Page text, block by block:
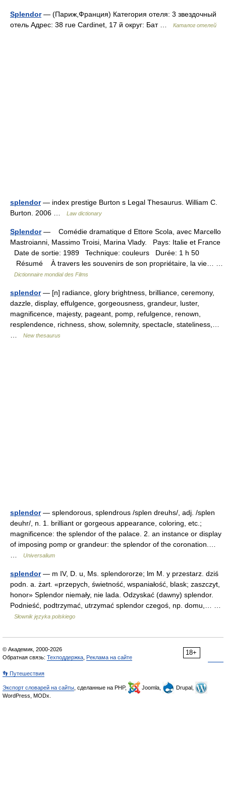
Splendor— (Париж,Франция) Категория отеля: 3 звездочный
отель Адрес: 38 rue Cardinet, 17 й округ: Бат …
Каталог отелей
splendor— index prestige Burton s Legal Thesaurus. William C.
Burton. 2006 …
Law dictionary
Splendor— Comédie dramatique d Ettore Scola, avec Marcello
Mastroianni, Massimo Troisi, Marina Vlady. Pays: Italie et France
Date de sortie: 1989 Technique: couleurs Durée: 1 h 50
Résumé À travers les souvenirs de son propriétaire, la vie… …
Dictionnaire mondial des Films
splendor— [n] radiance, glory brightness, brilliance, ceremony,
dazzle, display, effulgence, gorgeousness, grandeur, luster,
magnificence, majesty, pageant, pomp, refulgence, renown,
resplendence, richness, show, solemnity, spectacle, stateliness,…
New thesaurus
splendor— splendorous, splendrous /splen dreuhs/, adj. /splen
deuhr/, n. 1. brilliant or gorgeous appearance, coloring, etc.;
magnificence: the splendor of the palace. 2. an instance or display
of imposing pomp or grandeur: the splendor of the coronation.…
Universalium
splendor— m IV, D. u, Ms. splendororze; lm M. y przestarz. dziś
podn. a. żart. «przepych, świetność, wspaniałość, blask; zaszczyt,
honor» Splendor niemały, nie lada. Odzyskać (dawny) splendor.
Podnieść, podtrzymać, utrzymać splendor czegoś, np. domu,… …
Słownik języka polskiego
18+
© Академик, 2000-2026
Обратная связь: Техподдержка Реклама на сайте
👣 Путешествия
Экспорт словарей на сайты , сделанные на PHP, Joomla,
Drupal,
WordPress, MODx.